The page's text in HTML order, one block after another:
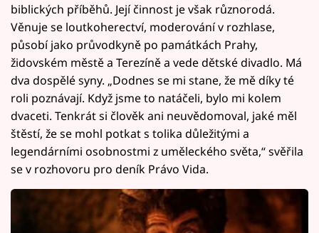
biblických příběhů. Její činnost je však různorodá.
Věnuje se loutkoherectví, moderování v rozhlase,
působí jako průvodkyně po památkách Prahy,
židovském městě a Terezíně a vede dětské divadlo. Má
dva dospělé syny. „Dodnes se mi stane, že mě díky té
roli poznávají. Když jsme to natáčeli, bylo mi kolem
dvaceti. Tenkrát si člověk ani neuvědomoval, jaké měl
štěstí, že se mohl potkat s tolika důležitými a
legendárními osobnostmi z uměleckého světa,“ svěřila
se v rozhovoru pro deník Právo Vida.